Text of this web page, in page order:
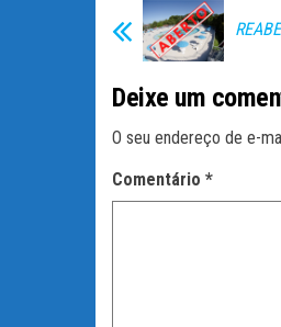
Deixe um
O seu endereço de e-
Comentário *